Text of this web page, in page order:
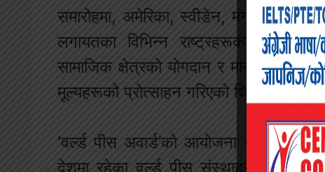
समारोहमा, अमेरिका, स्वीडेन, मंगोलिया,
लगायतका विभिन्न राष्ट्रहरूका
सामाजिक क्षेत्रको योगदान र मानवीय
मूल्यहरूको प्रोत्साहन गरिएको थियो।
‘वर्ल्ड पीस अवार्ड’को आयोजना स्टकहोम
देशमा रहेका वर्ल्ड पीस संस्थाहरूको